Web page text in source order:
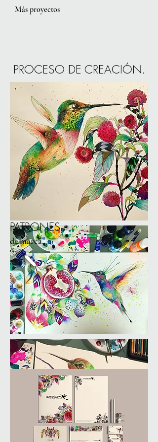
​Más proyectos
PROCESO DE CREACIÓN.
PATRONES.
de marca.
BRANDING